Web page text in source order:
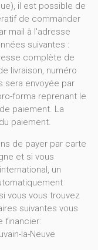
il est possible de
de commander
mail à l'adresse
suivantes :
complète de
livraison, numéro
sera envoyée par
forma reprenant le
paiement. La
paiement.
de payer par carte
et si vous
un
vous vous trouvez
suivantes vous
financier:
la-Neuve